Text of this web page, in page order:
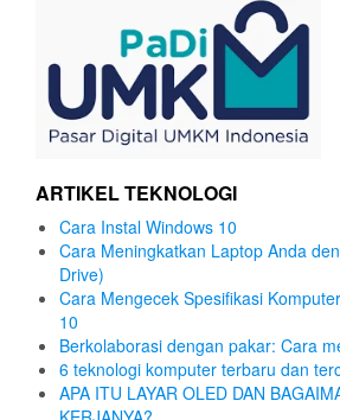
ARTIKEL TEKNOLOGI
Cara Instal Windows 10
Cara Meningkatkan Laptop Anda
Drive)
Cara Mengecek Spesifikasi
10
Berkolaborasi dengan pakar: Cara
6 teknologi komputer terbaru dan
APA ITU LAYAR OLED DAN